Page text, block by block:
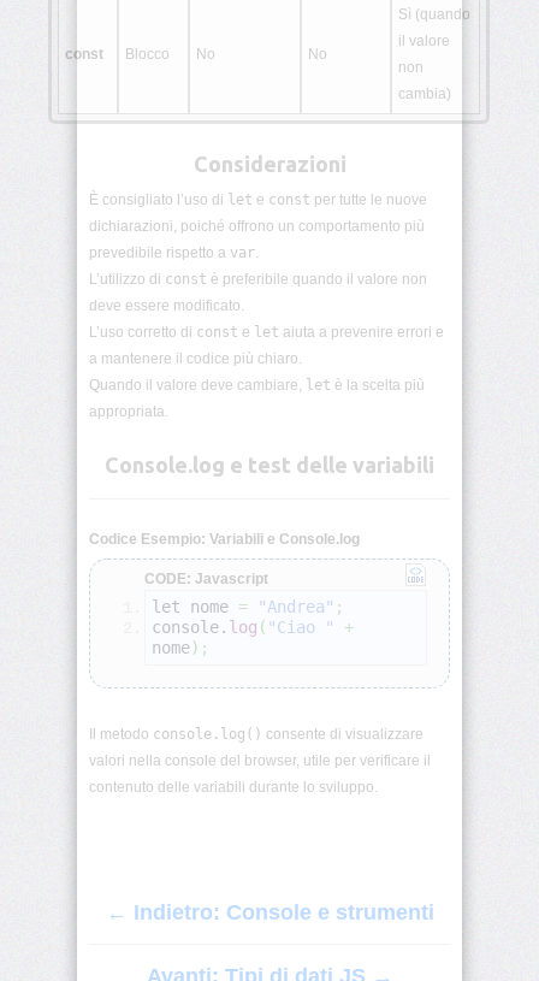
Callback
JS
Array
metodi
Stringhe
DOM:
selezione
modifica
Eventi
this,
call,
costruttori
const Blocco No No
Sì (quando
il valore
non
cambia)
Considerazioni
È consigliato l’uso di let e const per tutte le nuove
dichiarazioni, poiché offrono un comportamento più
prevedibile rispetto a var.
L’utilizzo di const è preferibile quando il valore non
deve essere modificato.
L’uso corretto di const e let aiuta a prevenire errori e
a mantenere il codice più chiaro.
Quando il valore deve cambiare, let è la scelta più
appropriata.
Console.log e test delle variabili
Codice Esempio: Variabili e Console.log
CODE: Javascript
let nome = "Andrea" ;
console. log ( "Ciao "
+
nome) ;
Il metodo console.log() consente di visualizzare
valori nella console del browser, utile per verificare il
contenuto delle variabili durante lo sviluppo.
← Indietro: Console e strumenti
Avanti: Tipi di dati JS →